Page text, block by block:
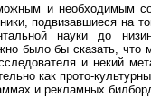
и необходимым
подвизавшиеся на
науки до
было бы сказать,
и некий
как прото-
и рекламных